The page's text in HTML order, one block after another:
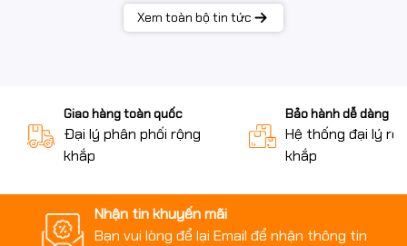
Xem toàn bộ tin tức
Giao hàng toàn quốc
Đại lý phân phối rộng
khắp
Bảo hành dễ dàng
Hệ thống đại lý
khắp
Nhận tin khuyến mãi
Bạn vui lòng để lại Email để nhận thông tin